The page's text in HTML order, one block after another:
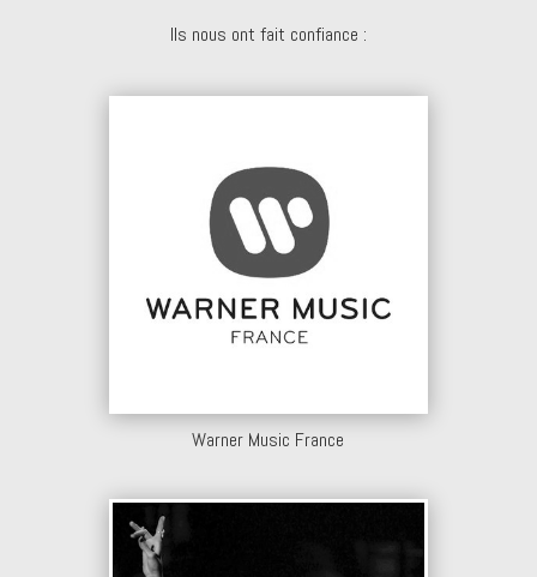
Ils nous ont fait confiance :
Warner Music France